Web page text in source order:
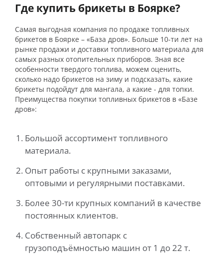
Где купить брикеты в Боярке?
Самая выгодная компания по продаже топливных
брикетов в Боярке – «База дров». Больше 10-ти лет на
рынке продажи и доставки топливного материала для
самых разных отопительных приборов. Зная все
особенности твердого топлива, можем оценить,
сколько надо брикетов на зиму и подсказать, какие
брикеты подойдут для мангала, а какие - для топки.
Преимущества покупки топливных брикетов в «Базе
дров»:
Большой ассортимент топливного
материала.
Опыт работы с крупными заказами,
оптовыми и регулярными поставками.
Более 30-ти крупных компаний в качестве
постоянных клиентов.
Собственный автопарк с
грузоподъёмностью машин от 1 до 22 т.